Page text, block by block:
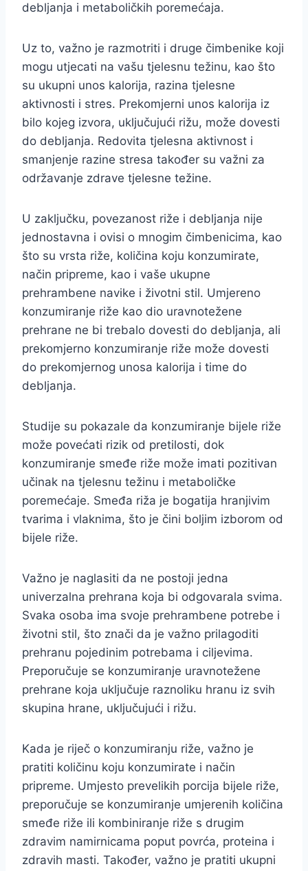
debljanja i metaboličkih poremećaja.
Uz to, važno je razmotriti i druge čimbenike koji
mogu utjecati na vašu tjelesnu težinu, kao što
su ukupni unos kalorija, razina tjelesne
aktivnosti i stres. Prekomjerni unos kalorija iz
bilo kojeg izvora, uključujući rižu, može dovesti
do debljanja. Redovita tjelesna aktivnost i
smanjenje razine stresa također su važni za
održavanje zdrave tjelesne težine.
U zaključku, povezanost riže i debljanja nije
jednostavna i ovisi o mnogim čimbenicima, kao
što su vrsta riže, količina koju konzumirate,
način pripreme, kao i vaše ukupne
prehrambene navike i životni stil. Umjereno
konzumiranje riže kao dio uravnotežene
prehrane ne bi trebalo dovesti do debljanja, ali
prekomjerno konzumiranje riže može dovesti
do prekomjernog unosa kalorija i time do
debljanja.
Studije su pokazale da konzumiranje bijele riže
može povećati rizik od pretilosti, dok
konzumiranje smeđe riže može imati pozitivan
učinak na tjelesnu težinu i metaboličke
poremećaje. Smeđa riža je bogatija hranjivim
tvarima i vlaknima, što je čini boljim izborom od
bijele riže.
Važno je naglasiti da ne postoji jedna
univerzalna prehrana koja bi odgovarala svima.
Svaka osoba ima svoje prehrambene potrebe i
životni stil, što znači da je važno prilagoditi
prehranu pojedinim potrebama i ciljevima.
Preporučuje se konzumiranje uravnotežene
prehrane koja uključuje raznoliku hranu iz svih
skupina hrane, uključujući i rižu.
Kada je riječ o konzumiranju riže, važno je
pratiti količinu koju konzumirate i način
pripreme. Umjesto prevelikih porcija bijele riže,
preporučuje se konzumiranje umjerenih količina
smeđe riže ili kombiniranje riže s drugim
zdravim namirnicama poput povrća, proteina i
zdravih masti. Također, važno je pratiti ukupni